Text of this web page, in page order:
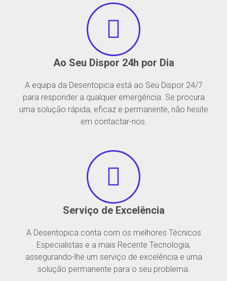
Ao Seu Dispor 24h por Dia
A equipa da Desentopica está ao Seu Dispor 24/7
para responder a qualquer emergência. Se procura
uma solução rápida, eficaz e permanente, não hesite
em contactar-nos.
Serviço de Excelência
A Desentopica conta com os melhores Técnicos
Especialistas e a mais Recente Tecnologia,
assegurando-lhe um serviço de excelência e uma
solução permanente para o seu problema.